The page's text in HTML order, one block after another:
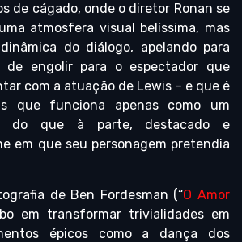
de cágado, onde o diretor Ronan se
atmosfera visual belíssima, mas
do diálogo, apelando para
engolir para o espectador que
com a atuação de Lewis – e que é
que funciona apenas como um
do que à parte, destacado e
em que seu personagem pretendia
de Ben Fordesman (“O Amor
em transformar trivialidades em
épicos como a dança dos